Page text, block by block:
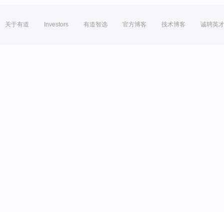
关于有道 Investors 有道智选 官方博客 技术博客 诚聘英才